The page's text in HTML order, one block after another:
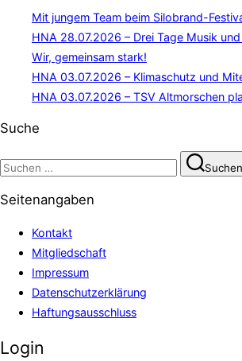
Mit jungem Team beim Silobrand-
HNA 28.07.2026 – Drei Tage Musik
Wir, gemeinsam stark!
HNA 03.07.2026 – Klimaschutz und
HNA 03.07.2026 – TSV Altmorschen
Suche
Suchen
nach:
Suchen
Seitenangaben
Kontakt
Mitgliedschaft
Impressum
Datenschutzerklärung
Haftungsausschluss
Login